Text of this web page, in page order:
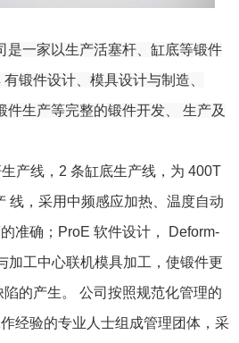
是一家以生产活塞杆、缸底等锻件
锻件设计、模具设计与制造、
件生产等完整的锻件开发、 生产及
产线，2 条缸底生产线，为 400T
线，采用中频感应加热、温度自动
准确；ProE 软件设计， Deform-
加工中心联机模具加工，使锻件更
的产生。 公司按照规范化管理的
经验的专业人士组成管理团体，采